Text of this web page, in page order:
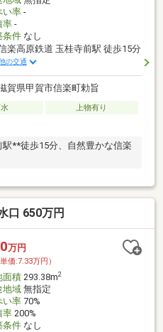
い率-
率-
条件なし
楽高原鉄道 玉桂寺前駅 徒歩15分
の交通
賀県甲賀市信楽町勅旨
上物有り
**徒歩15分、自然豊かな信楽
口 650万円
万円
単価:7.33万円）
面積293.38m2
地域無指定
い率70%
率200%
条件なし